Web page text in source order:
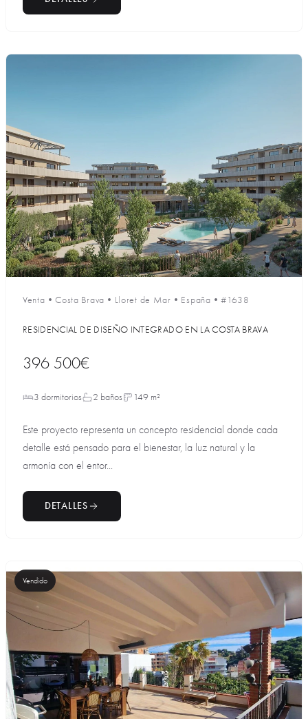
Venta •Costa Brava • Lloret de Mar • España •#1638
RESIDENCIAL DE DISEÑO INTEGRADO EN LA COSTA BRAVA
396 500€
3 dormitorios 2 baños 149 m²
Este proyecto representa un concepto residencial donde cada
detalle está pensado para el bienestar, la luz natural y la
armonía con el entor...
DETALLES
Vendido